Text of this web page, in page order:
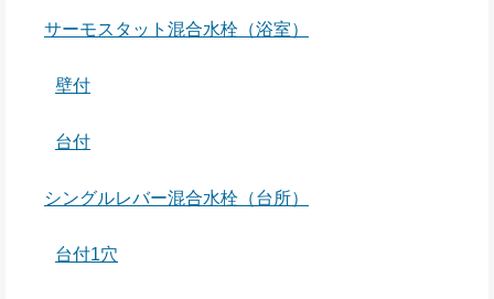
サーモスタット混合水栓（浴室）
壁付
台付
シングルレバー混合水栓（台所）
台付1穴